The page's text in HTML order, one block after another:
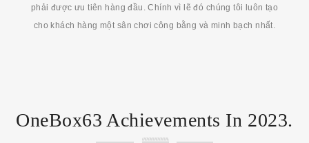
phải được ưu tiên hàng đầu. Chính vì lẽ đó chúng tôi luôn tạo
cho khách hàng một sân chơi công bằng và minh bạch nhất.
OneBox63 Achievements In 2023.